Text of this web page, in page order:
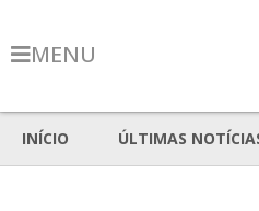
MENU
INÍCIO ÚLTIMAS